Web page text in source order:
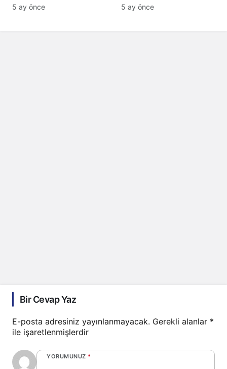
klasik yorumuyla
5 ay önce
Niteliğinde Onay
5 ay önce
Bir Cevap Yaz
E-posta adresiniz yayınlanmayacak. Gerekli alanlar *
ile işaretlenmişlerdir
YORUMUNUZ *